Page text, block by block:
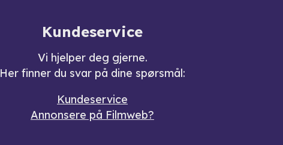
Kundeservice
Vi hjelper deg gjerne.
Her finner du svar på dine spørsmål:
Kundeservice
Annonsere på Filmweb?